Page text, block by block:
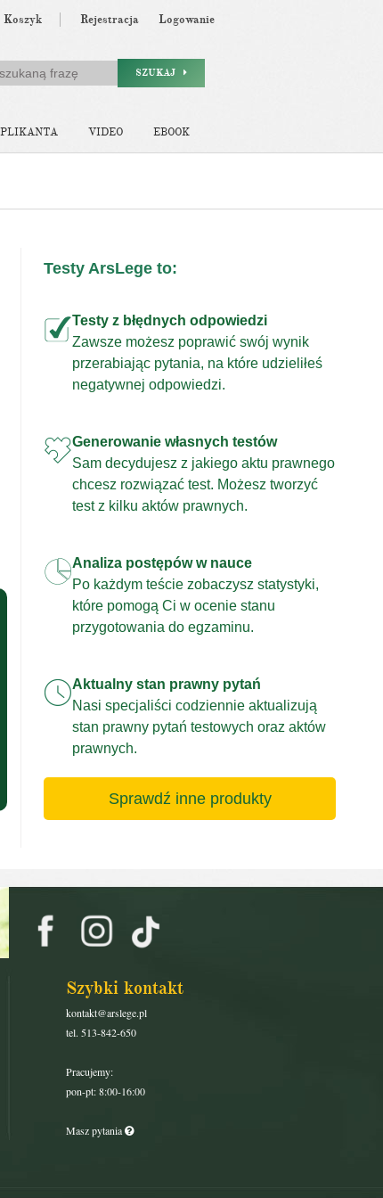
Koszyk Rejestracja Logowanie
SZUKAJ
VIDEO EBOOK
Testy ArsLege to:
Testy z błędnych odpowiedzi
Zawsze możesz poprawić swój wynik
przerabiając pytania, na które udzieliłeś
negatywnej odpowiedzi.
Generowanie własnych testów
Sam decydujesz z jakiego aktu prawnego
chcesz rozwiązać test. Możesz tworzyć
test z kilku aktów prawnych.
Analiza postępów w nauce
Po każdym teście zobaczysz statystyki,
które pomogą Ci w ocenie stanu
przygotowania do egzaminu.
Aktualny stan prawny pytań
Nasi specjaliści codziennie aktualizują
stan prawny pytań testowych oraz aktów
prawnych.
Sprawdź inne produkty
Szybki kontakt
kontakt@arslege.pl
tel. 513-842-650
Pracujemy:
pon-pt: 8:00-16:00
Masz pytania